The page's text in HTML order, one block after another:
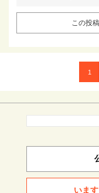
この投
1
いま